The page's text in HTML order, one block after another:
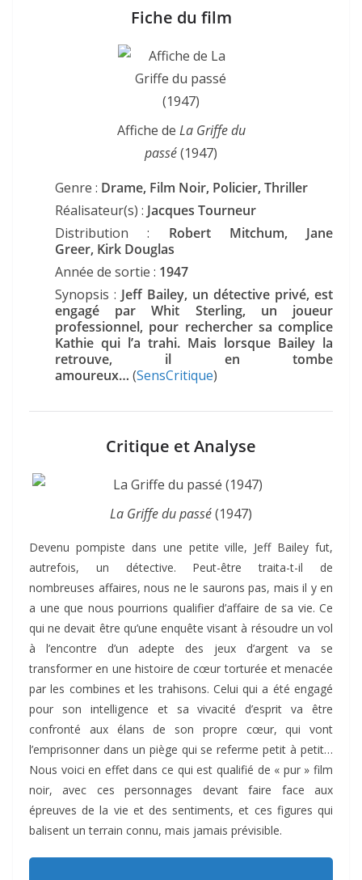
Fiche du film
Affiche de La Griffe du
passé(1947)
Genre : Drame, Film Noir, Policier, Thriller
Réalisateur(s) : Jacques Tourneur
Distribution : Robert Mitchum, Jane
Greer, Kirk Douglas
Année de sortie : 1947
Synopsis : Jeff Bailey, un détective privé, est
engagé par Whit Sterling, un joueur
professionnel, pour rechercher sa complice
Kathie qui l’a trahi. Mais lorsque Bailey la
retrouve, il en tombe
amoureux… (SensCritique)
Critique et Analyse
La Griffe du passé(1947)
Devenu pompiste dans une petite ville, Jeff Bailey fut,
autrefois, un détective. Peut-être traita-t-il de
nombreuses affaires, nous ne le saurons pas, mais il y en
a une que nous pourrions qualifier d’affaire de sa vie. Ce
qui ne devait être qu’une enquête visant à résoudre un vol
à l’encontre d’un adepte des jeux d’argent va se
transformer en une histoire de cœur torturée et menacée
par les combines et les trahisons. Celui qui a été engagé
pour son intelligence et sa vivacité d’esprit va être
confronté aux élans de son propre cœur, qui vont
l’emprisonner dans un piège qui se referme petit à petit…
Nous voici en effet dans ce qui est qualifié de « pur » film
noir, avec ces personnages devant faire face aux
épreuves de la vie et des sentiments, et ces figures qui
balisent un terrain connu, mais jamais prévisible.